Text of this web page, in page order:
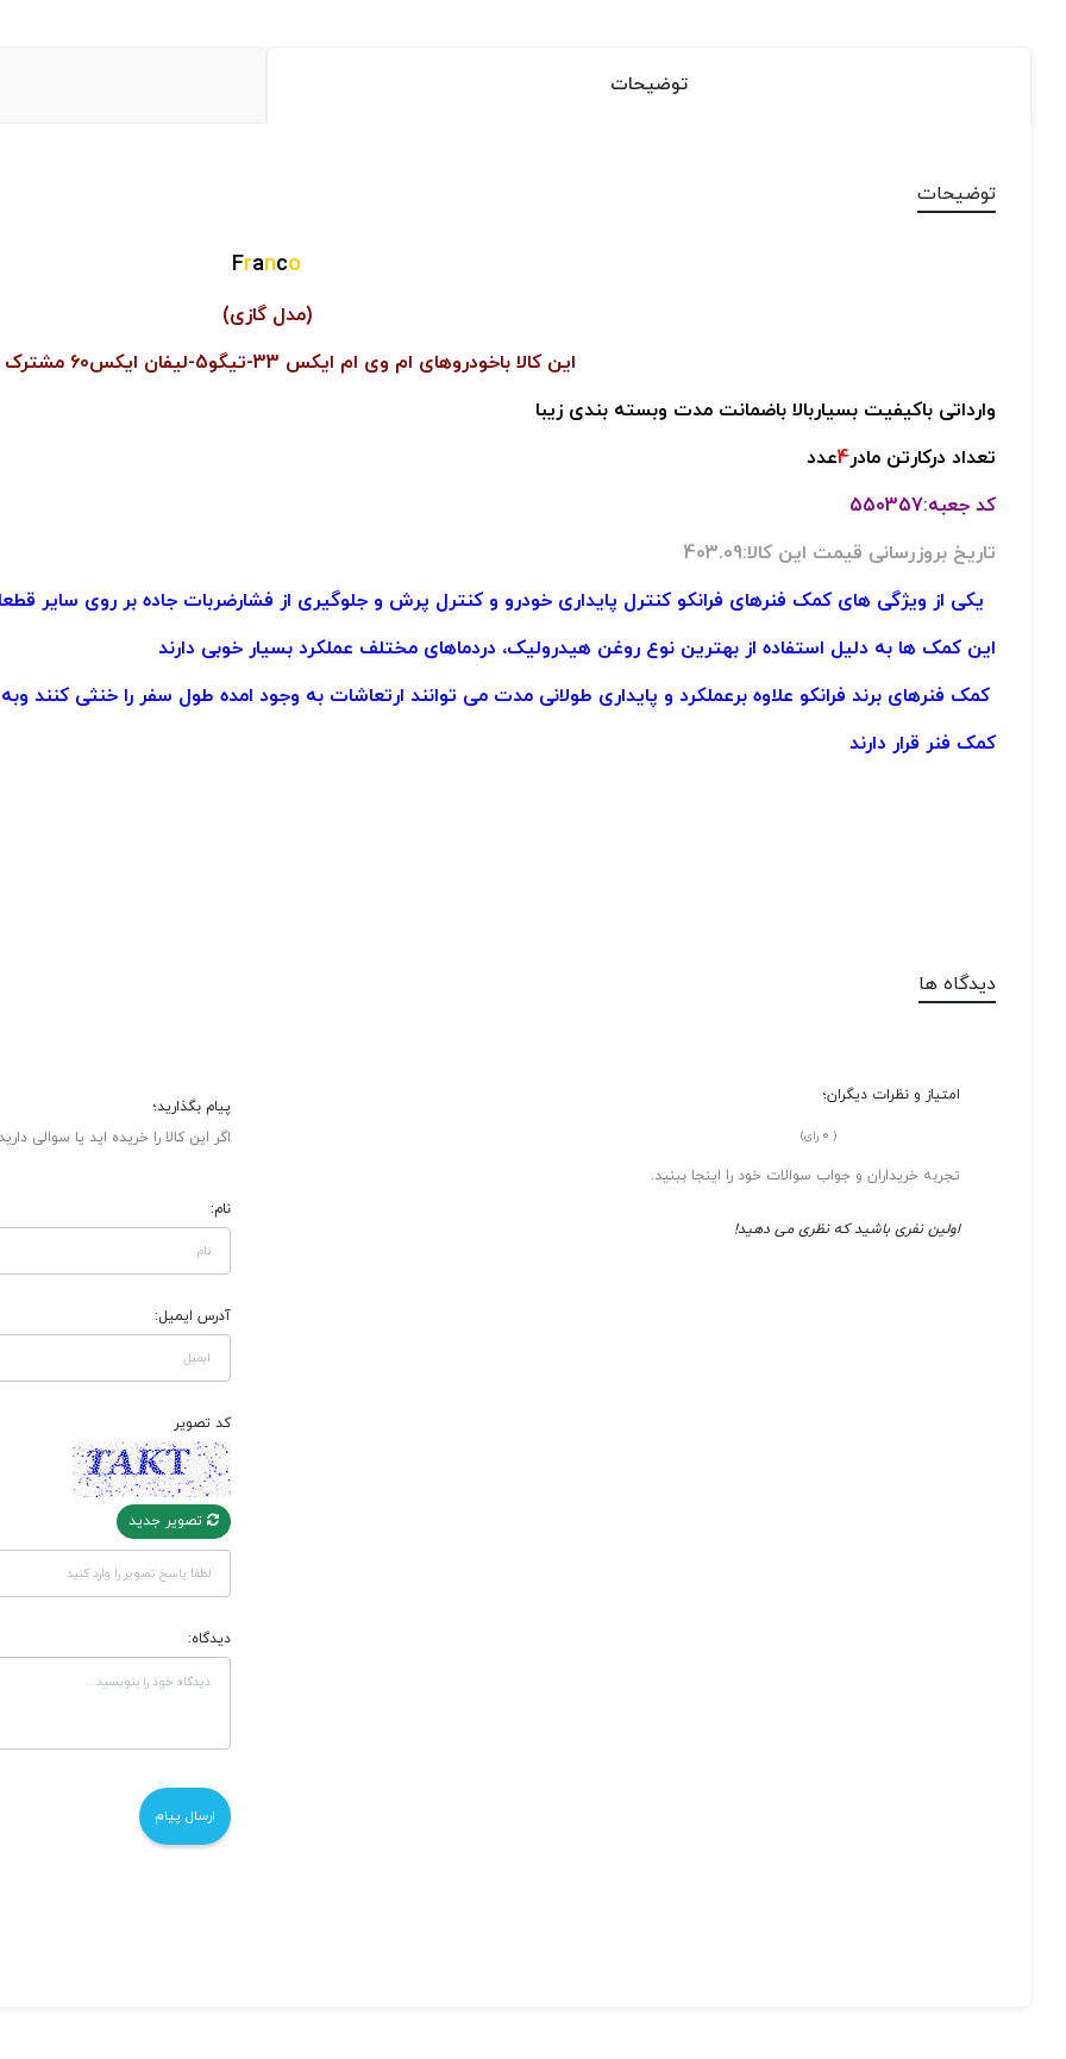
توضیحات
توضیحات
Franco
(مدل گازی)
این کالا باخودروهای ام وی ام ایکس 33-تیگو5-لیفان ایکس60 مشترک است
وارداتی باکیفیت بسیاربالا باضمانت مدت وبسته بندی زیبا
تعداد درکارتن مادر4عدد
کد جعبه:550357
تاریخ بروزرسانی قیمت این کالا:403.09
یکی از ویژگی های کمک فنرهای فرانکو کنترل پایداری خودرو و کنترل پرش و جلوگیری از فشارضربات جاده بر روی سایر
این کمک ها به دلیل استفاده از بهترین نوع روغن هیدرولیک، دردماهای مختلف عملکرد بسیار خوبی دارند
کمک فنرهای برند فرانکو علاوه برعملکرد و پایداری طولانی مدت می توانند ارتعاشات به وجود امده طول سفر را خنثی کنند
کمک فنر قرار دارند
دیدگاه ها
امتیاز و نظرات دیگران؛
(
0 رای)
تجربه خریداران و جواب سوالات خود را اینجا ببنید.
اولین نفری باشید که نظری می دهید!
پیام بگذارید؛
اگر این کالا را خریده اید یا سوالی
نام:
آدرس ایمیل:
کد تصویر
تصویر جدید
دیدگاه: